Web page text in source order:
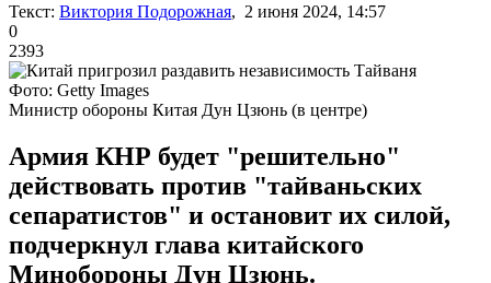
Текст: Виктория Подорожная, 2 июня 2024, 14:57
0
2393
Фото: Getty Images
Министр обороны Китая Дун Цзюнь (в центре)
Армия КНР будет "решительно"
действовать против "тайваньских
сепаратистов" и остановит их силой,
подчеркнул глава китайского
Минобороны Дун Цзюнь.